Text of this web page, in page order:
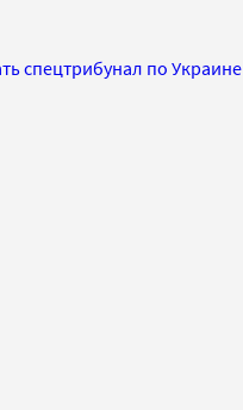
спецтрибунал по Украине